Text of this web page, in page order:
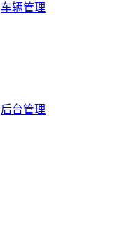
车辆管理
后台管理